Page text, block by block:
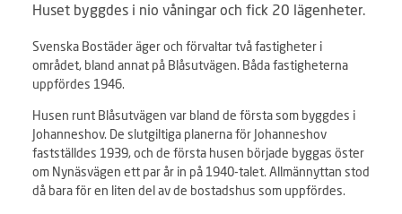
Huset byggdes i nio våningar och fick 20 lägenheter.
Svenska Bostäder äger och förvaltar två fastigheter i
området, bland annat på Blåsutvägen. Båda fastigheterna
uppfördes 1946.
Husen runt Blåsutvägen var bland de första som byggdes i
Johanneshov. De slutgiltiga planerna för Johanneshov
fastställdes 1939, och de första husen började byggas öster
om Nynäsvägen ett par år in på 1940-talet. Allmännyttan stod
då bara för en liten del av de bostadshus som uppfördes.